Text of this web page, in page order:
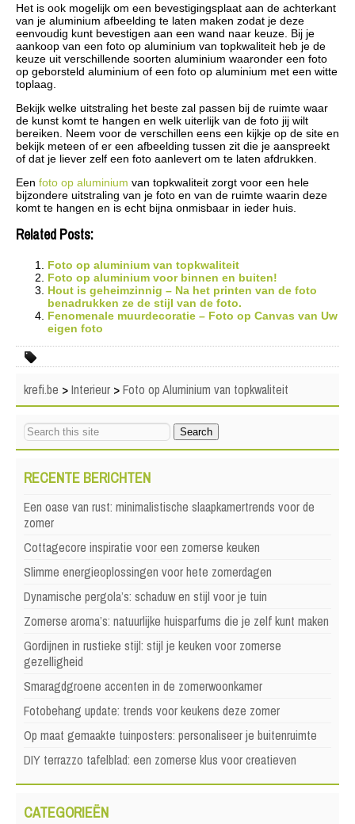
Het is ook mogelijk om een bevestigingsplaat aan de achterkant
van je aluminium afbeelding te laten maken zodat je deze
eenvoudig kunt bevestigen aan een wand naar keuze. Bij je
aankoop van een foto op aluminium van topkwaliteit heb je de
keuze uit verschillende soorten aluminium waaronder een foto
op geborsteld aluminium of een foto op aluminium met een witte
toplaag.
Bekijk welke uitstraling het beste zal passen bij de ruimte waar
de kunst komt te hangen en welk uiterlijk van de foto jij wilt
bereiken. Neem voor de verschillen eens een kijkje op de site en
bekijk meteen of er een afbeelding tussen zit die je aanspreekt
of dat je liever zelf een foto aanlevert om te laten afdrukken.
Een foto op aluminium van topkwaliteit zorgt voor een hele
bijzondere uitstraling van je foto en van de ruimte waarin deze
komt te hangen en is echt bijna onmisbaar in ieder huis.
Related Posts:
Foto op aluminium van topkwaliteit
Foto op aluminium voor binnen en buiten!
Hout is geheimzinnig – Na het printen van de foto
benadrukken ze de stijl van de foto.
Fenomenale muurdecoratie – Foto op Canvas van Uw
eigen foto
krefi.be >Interieur >Foto op Aluminium van topkwaliteit
RECENTE BERICHTEN
Een oase van rust: minimalistische slaapkamertrends voor de
zomer
Cottagecore inspiratie voor een zomerse keuken
Slimme energieoplossingen voor hete zomerdagen
Dynamische pergola’s: schaduw en stijl voor je tuin
Zomerse aroma’s: natuurlijke huisparfums die je zelf kunt maken
Gordijnen in rustieke stijl: stijl je keuken voor zomerse
gezelligheid
Smaragdgroene accenten in de zomerwoonkamer
Fotobehang update: trends voor keukens deze zomer
Op maat gemaakte tuinposters: personaliseer je buitenruimte
DIY terrazzo tafelblad: een zomerse klus voor creatieven
CATEGORIEËN